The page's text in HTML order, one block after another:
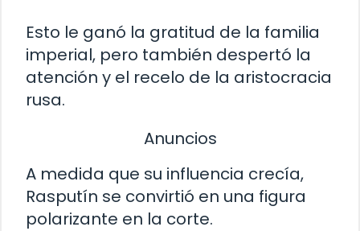
Esto le ganó la gratitud de la familia
imperial, pero también despertó la
atención y el recelo de la aristocracia
rusa.
Anuncios
A medida que su influencia crecía,
Rasputín se convirtió en una figura
polarizante en la corte.